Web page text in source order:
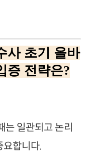
사 초기 올바
증 전략은?
는 일관되고 논리
요합니다.